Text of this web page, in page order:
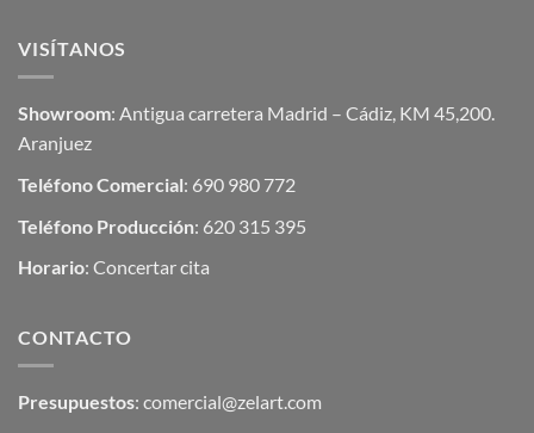
VISÍTANOS
Showroom: Antigua carretera Madrid – Cádiz, KM 45,200.
Aranjuez
Teléfono Comercial: 690 980 772
Teléfono Producción: 620 315 395
Horario: Concertar cita
CONTACTO
Presupuestos: comercial@zelart.com